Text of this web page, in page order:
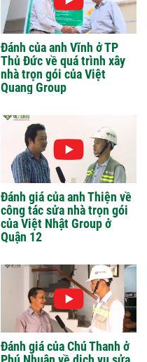
Đánh của anh Vĩnh ở TP
Thủ Đức về quá trình xây
nhà trọn gói của Việt
Quang Group
Đánh giá của anh Thiện về
công tác sửa nhà trọn gói
của Việt Nhật Group ở
Quận 12
Đánh giá của Chú Thanh ở